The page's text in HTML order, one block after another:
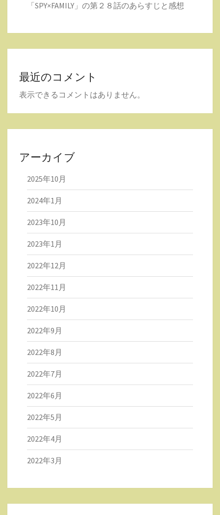
「SPY×FAMILY」の第２８話のあらすじと感想
最近のコメント
表示できるコメントはありません。
アーカイブ
2025年10月
2024年1月
2023年10月
2023年1月
2022年12月
2022年11月
2022年10月
2022年9月
2022年8月
2022年7月
2022年6月
2022年5月
2022年4月
2022年3月